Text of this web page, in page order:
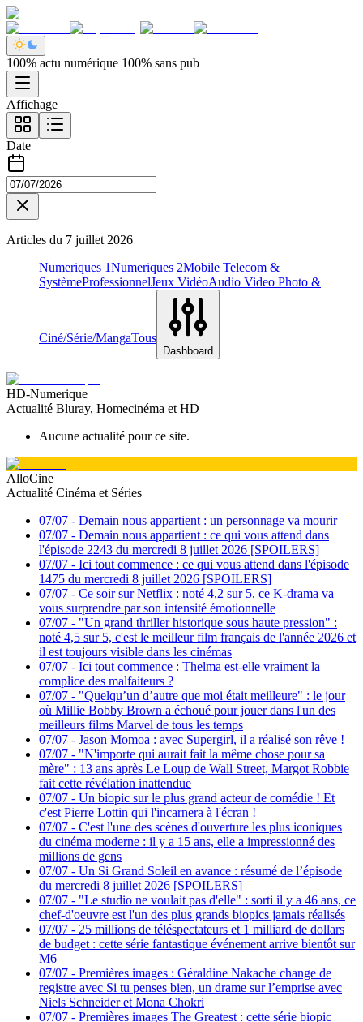
100% actu numérique 100% sans pub
Affichage
Date
Articles du 7 juillet 2026
Numeriques 1Numeriques 2Mobile Telecom &
SystèmeProfessionnelJeux VidéoAudio Video Photo &
Ciné/Série/MangaTous
Dashboard
HD-Numerique
Actualité Bluray, Homecinéma et HD
Aucune actualité pour ce site.
AlloCine
Actualité Cinéma et Séries
07/07 - Demain nous appartient : un personnage va mourir
07/07 - Demain nous appartient : ce qui vous attend dans
l'épisode 2243 du mercredi 8 juillet 2026 [SPOILERS]
07/07 - Ici tout commence : ce qui vous attend dans l'épisode
1475 du mercredi 8 juillet 2026 [SPOILERS]
07/07 - Ce soir sur Netflix : noté 4,2 sur 5, ce K-drama va
vous surprendre par son intensité émotionnelle
07/07 - "Un grand thriller historique sous haute pression" :
noté 4,5 sur 5, c'est le meilleur film français de l'année 2026 et
il est toujours visible dans les cinémas
07/07 - Ici tout commence : Thelma est-elle vraiment la
complice des malfaiteurs ?
07/07 - "Quelqu’un d’autre que moi était meilleure" : le jour
où Millie Bobby Brown a échoué pour jouer dans l'un des
meilleurs films Marvel de tous les temps
07/07 - Jason Momoa : avec Supergirl, il a réalisé son rêve !
07/07 - "N'importe qui aurait fait la même chose pour sa
mère" : 13 ans après Le Loup de Wall Street, Margot Robbie
fait cette révélation inattendue
07/07 - Un biopic sur le plus grand acteur de comédie ! Et
c'est Pierre Lottin qui l'incarnera à l'écran !
07/07 - C'est l'une des scènes d'ouverture les plus iconiques
du cinéma moderne : il y a 15 ans, elle a impressionné des
millions de gens
07/07 - Un Si Grand Soleil en avance : résumé de l’épisode
du mercredi 8 juillet 2026 [SPOILERS]
07/07 - "Le studio ne voulait pas d'elle" : sorti il y a 46 ans, ce
chef-d'oeuvre est l'un des plus grands biopics jamais réalisés
07/07 - 25 millions de téléspectateurs et 1 milliard de dollars
de budget : cette série fantastique événement arrive bientôt sur
M6
07/07 - Premières images : Géraldine Nakache change de
registre avec Si tu penses bien, un drame sur l’emprise avec
Niels Schneider et Mona Chokri
07/07 - Premières images The Greatest : cette série biopic